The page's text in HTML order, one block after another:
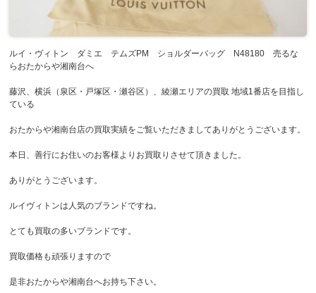
ルイ・ヴィトン ダミエ テムズPM ショルダーバッグ N48180 売るな
らおたからや湘南台へ
藤沢、横浜（泉区・戸塚区・瀬谷区）、綾瀬エリアの買取 地域1番店を目指し
ている
おたからや湘南台店の買取実績をご覧いただきましてありがとうございます。
本日、善行にお住いのお客様よりお買取りさせて頂きました。
ありがとうございます。
ルイヴィトンは人気のブランドですね。
とても買取の多いブランドです。
買取価格も頑張りますので
是非おたからや湘南台へお持ち下さい。